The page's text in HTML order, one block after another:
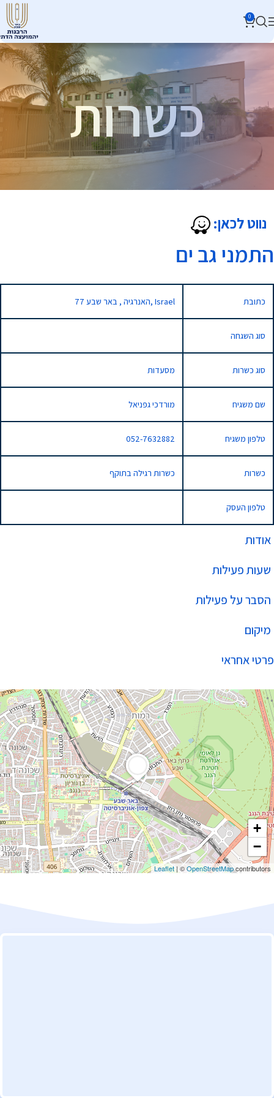
0
כשרות
אודות
שעות פעילות
הסבר על פעילות
מיקום
פרטי אחראי
נווט לכאן:
התמני גב ים
כתובת 77 האנרגיה , באר שבע, Israel
סוג השגחה
סוג כשרות מסעדות
שם משגיח מורדכי גפניאל
טלפון משגיח 052-7632882
כשרות כשרות רגילה בתוקף
טלפון העסק
+
−
Leaflet| ©OpenStreetMapcontributors